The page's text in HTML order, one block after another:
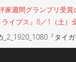
家週間グランプリ受
ライプス』8／1（土）
_2_1920_1080『タイ